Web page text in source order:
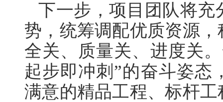
下一步，项目团队将
势，统筹调配优质资源
全关、质量关、进度关
起步即冲刺”的奋斗姿态
满意的精品工程、标杆